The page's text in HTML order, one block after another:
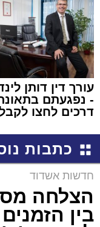
עורך דין דותן
- נפגעתם
דרכים לחצו
כתבות
חדשות אשדוד
הצלחה
בין